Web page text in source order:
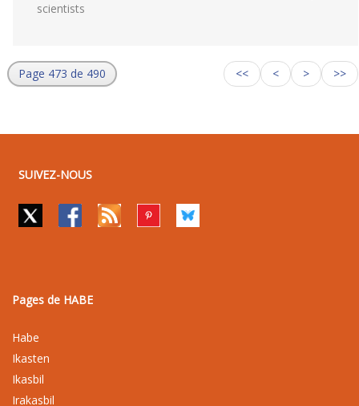
scientists
Page 473 de 490 << < > >>
SUIVEZ-NOUS
Pages de HABE
Habe
Ikasten
Ikasbil
Irakasbil